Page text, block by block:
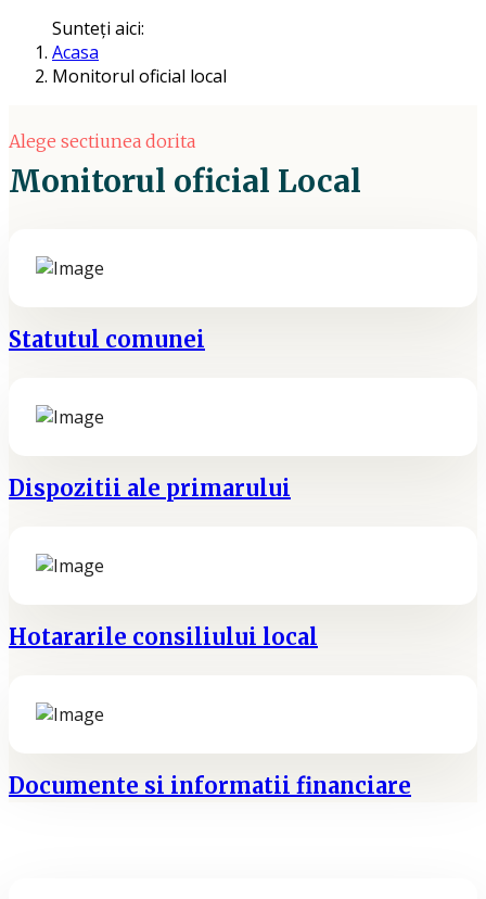
Sunteți aici:
Acasa
Monitorul oficial local
Alege sectiunea dorita
Monitorul oficial Local
Statutul comunei
Dispozitii ale primarului
Hotararile consiliului local
Documente si informatii financiare